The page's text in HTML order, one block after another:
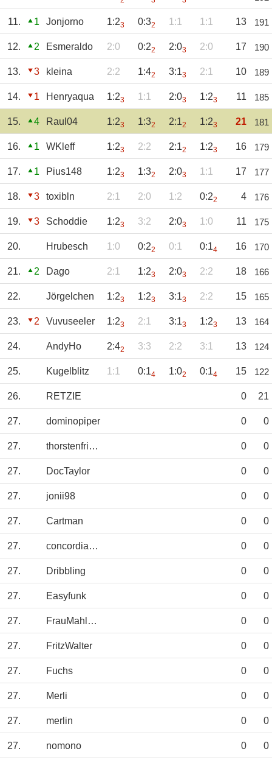
11. 1 Jonjorno 1:23 0:32 1:1 1:1 13 191
12. 2 Esmeraldo 2:0 0:22 2:03 2:0 17 190
13. 3 kleina 2:2 1:42 3:13 2:1 10 189
14. 1 Henryaqua 1:23 1:1 2:03 1:23 11 185
15. 4 Raul04 1:23 1:32 2:12 1:23 21 181
16. 1 WKleff 1:23 2:2 2:12 1:23 16 179
17. 1 Pius148 1:23 1:32 2:03 1:1 17 177
18. 3 toxibln 2:1 2:0 1:2 0:22 4 176
19. 3 Schoddie 1:23 3:2 2:03 1:0 11 175
20. Hrubesch 1:0 0:22 0:1 0:14 16 170
21. 2 Dago 2:1 1:23 2:03 2:2 18 166
22. Jörgelchen 1:23 1:23 3:13 2:2 15 165
23. 2 Vuvuseeler 1:23 2:1 3:13 1:23 13 164
24. AndyHo 2:42 3:3 2:2 3:1 13 124
25. Kugelblitz 1:1 0:14 1:02 0:14 15 122
26. RETZIE 0 21
27. dominopiper 0 0
27. thorstenfrings 0 0
27. DocTaylor 0 0
27. jonii98 0 0
27. Cartman 0 0
27. concordia-eagle 0 0
27. Dribbling 0 0
27. Easyfunk 0 0
27. FrauMahlzahn 0 0
27. FritzWalter 0 0
27. Fuchs 0 0
27. Merli 0 0
27. merlin 0 0
27. nomono 0 0